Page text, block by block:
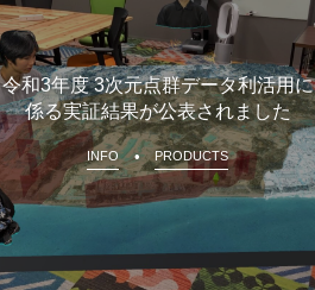
令和3年度 3次元点群データ利活用に
係る実証結果が公表されました
INFO PRODUCTS